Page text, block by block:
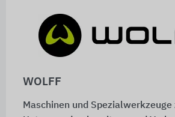
WOLFF
Maschinen und Spezialwerkzeuge